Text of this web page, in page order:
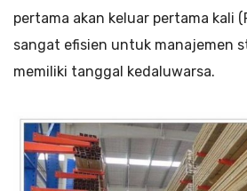
pertama akan keluar pertama kali
sangat efisien untuk manajemen
memiliki tanggal kedaluwarsa.